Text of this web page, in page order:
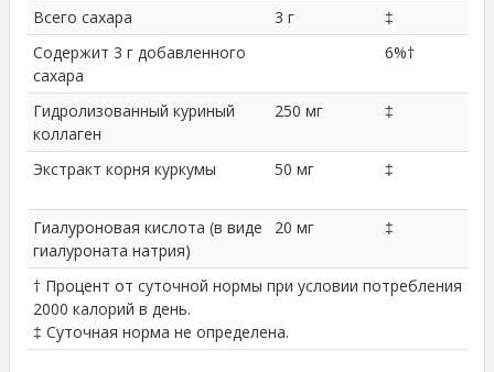
Всего сахара
3 г
‡
Содержит 3 г добавленного
сахара
6%†
Гидролизованный куриный
коллаген
250 мг ‡
Экстракт корня куркумы 50 мг ‡
Гиалуроновая кислота (в виде
гиалуроната натрия)
20 мг ‡
† Процент от суточной нормы при условии потребления
2000 калорий в день.
‡ Суточная норма не определена.